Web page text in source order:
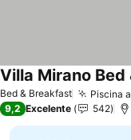
Bed & Breakfast Piscina
Villa Mirano Bed
9,2 Excelente 542